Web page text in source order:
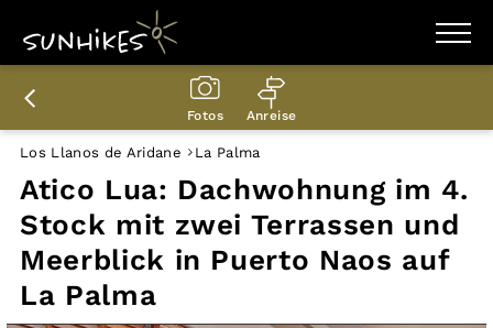
WANDERZIELE
WANDERUNGEN
ENTDECKEN
MAGAZIN
PLANER
Fotos Anreise
Atico Lua: Dachwohnung im 4.
Stock mit zwei Terrassen und
Meerblick in Puerto Naos auf
La Palma
Los Llanos de Aridane La Palma